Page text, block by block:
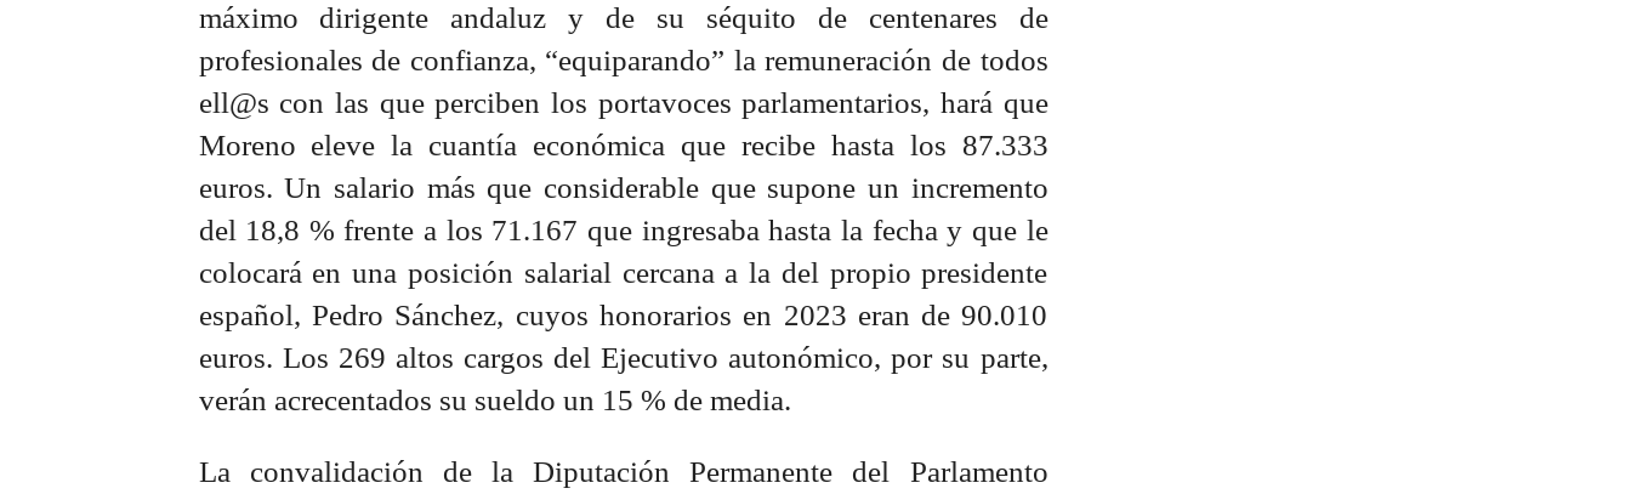
máximo dirigente andaluz y de su séquito de centenares de
profesionales de confianza, “equiparando” la remuneración de todos
ell@s con las que perciben los portavoces parlamentarios, hará que
Moreno eleve la cuantía económica que recibe hasta los 87.333
euros. Un salario más que considerable que supone un incremento
del 18,8 % frente a los 71.167 que ingresaba hasta la fecha y que le
colocará en una posición salarial cercana a la del propio presidente
español, Pedro Sánchez, cuyos honorarios en 2023 eran de 90.010
euros. Los 269 altos cargos del Ejecutivo autonómico, por su parte,
verán acrecentados su sueldo un 15 % de media.
La convalidación de la Diputación Permanente del Parlamento